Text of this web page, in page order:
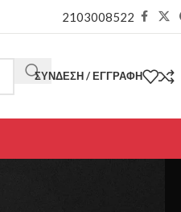
2103008522
ΣΎΝΔΕΣΗ / ΕΓΓΡΑΦΉ